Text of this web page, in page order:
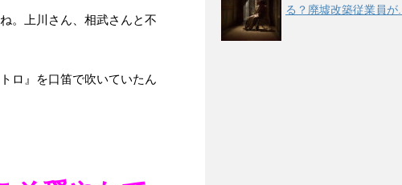
。上川さん、相武さんと不
ロ』を口笛で吹いていたん
る？廃墟改築従業員が...